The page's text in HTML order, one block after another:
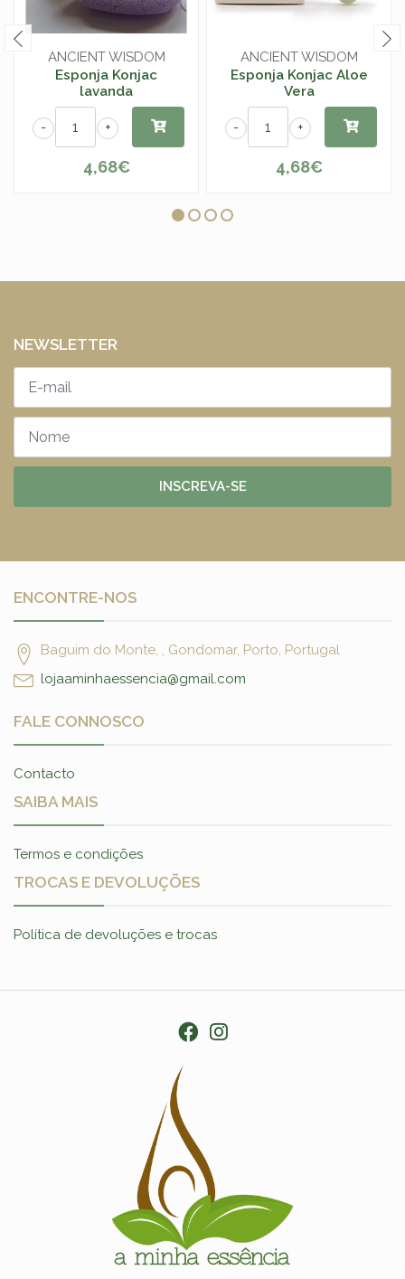
ANCIENT WISDOM
Esponja Konjac
lavanda
+
-
4,68€
ANCIENT WISDOM
Esponja Konjac Aloe
Vera
+
-
4,68€
NEWSLETTER
INSCREVA-SE
ENCONTRE-NOS
Baguim do Monte, , Gondomar, Porto, Portugal
lojaaminhaessencia@gmail.com
FALE CONNOSCO
Contacto
SAIBA MAIS
Termos e condições
TROCAS E DEVOLUÇÕES
Política de devoluções e trocas